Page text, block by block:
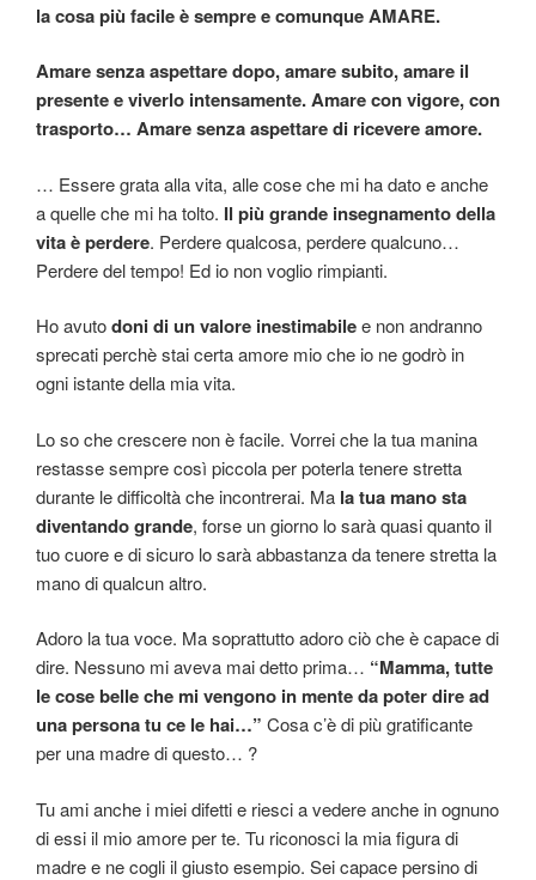
la cosa più facile è sempre e comunque AMARE.
Amare senza aspettare dopo, amare subito, amare il
presente e viverlo intensamente. Amare con vigore, con
trasporto… Amare senza aspettare di ricevere amore.
… Essere grata alla vita, alle cose che mi ha dato e anche
a quelle che mi ha tolto. Il più grande insegnamento della
vita è perdere. Perdere qualcosa, perdere qualcuno…
Perdere del tempo! Ed io non voglio rimpianti.
Ho avutodoni di un valore inestimabilee non andranno
sprecati perchè stai certa amore mio che io ne godrò in
ogni istante della mia vita.
Lo so che crescere non è facile. Vorrei che la tua manina
restasse sempre così piccola per poterla tenere stretta
durante le difficoltà che incontrerai. Ma la tua mano sta
diventando grande, forse un giorno lo sarà quasi quanto il
tuo cuore e di sicuro lo sarà abbastanza da tenere stretta la
mano di qualcun altro.
Adoro la tua voce. Ma soprattutto adoro ciò che è capace di
dire. Nessuno mi aveva mai detto prima… “Mamma, tutte
le cose belle che mi vengono in mente da poter dire ad
una persona tu ce le hai…” Cosa c’è di più gratificante
per una madre di questo… ?
Tu ami anche i miei difetti e riesci a vedere anche in ognuno
di essi il mio amore per te. Tu riconosci la mia figura di
madre e ne cogli il giusto esempio. Sei capace persino di